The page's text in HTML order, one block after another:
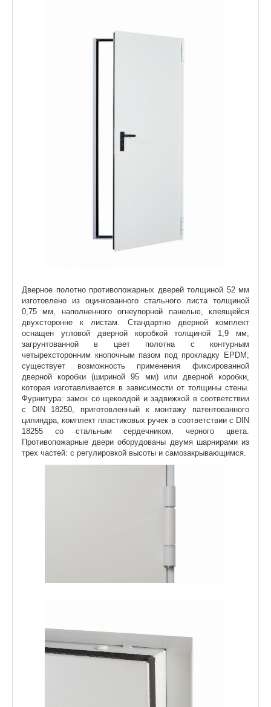
Дверное полотно противопожарных дверей толщиной 52 мм
изготовлено из оцинкованного стального листа толщиной
0,75 мм, наполненного огнеупорной панелью, клеящейся
двухсторонне к листам. Стандартно дверной комплект
оснащен угловой дверной коробкой толщиной 1,9 мм,
загрунтованной в цвет полотна с контурным
четырехсторонним кнопочным пазом под прокладку EPDM;
существует возможность применения фиксированной
дверной коробки (шириной 95 мм) или дверной коробки,
которая изготавливается в зависимости от толщины стены.
Фурнитура: замок со щеколдой и задвижкой в соответствии
с DIN 18250, приготовленный к монтажу патентованного
цилиндра, комплект пластиковых ручек в соответствии с DIN
18255 со стальным сердечником, черного цвета.
Противопожарные двери оборудованы двумя шарнирами из
трех частей: с регулировкой высоты и самозакрывающимся.